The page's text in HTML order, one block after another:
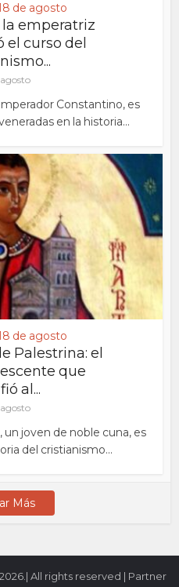
de agosto
la emperatriz
curso del
agosto
Constantino, es
en la historia...
de agosto
Palestrina: el
que
al...
agosto
joven de noble cuna, es
del cristianismo...
Más
All rights reserved | Partner